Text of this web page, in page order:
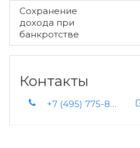
Сохранение
дохода при
банкротстве
Контакты
+7 (495) 775-87-58+7 916 276-99-99